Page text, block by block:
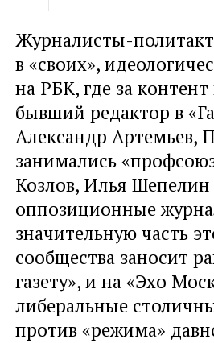
Журналисты-
в «своих»,
на РБК, где за
бывший редактор в
Александр Артемьев,
занимались
Козлов, Илья
оппозиционные
значительную часть
сообщества заносит
газету», и на «Эхо
либеральные
против «режима»